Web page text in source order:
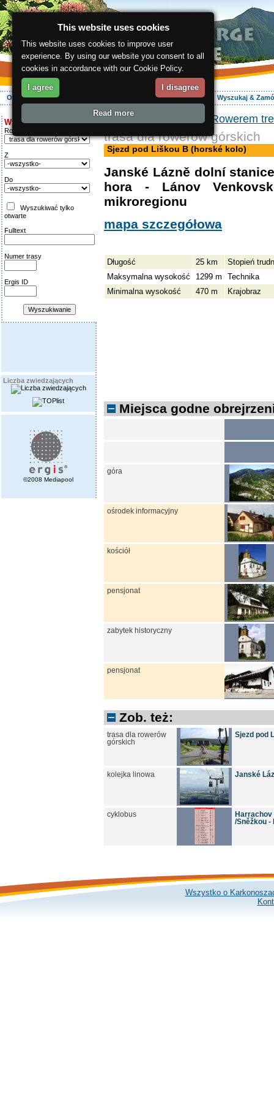
O regionie Aktywnie Zakwaterowanie Wyszukaj &
Wyszukiwanie:
Rodzaj trasy
Z
Do
Wyszukiwać tylko
otwarte
Fulltext
Numer trasy
Ergis ID
Liczba zwiedzających
©2008 Mediapool
ergis.cz > Rowerem
trasa dla rowerów górskich
Sjezd pod Liškou B (horské kolo)
Janské Lázně dolní
hora - Lánov
mikroregionu
mapa szczegółowa
Długość 25 km
Stopień
Maksymalna wysokość
1299 m
Technika
Minimalna wysokość
470 m Krajobraz
Miejsca godne
góra
ośrodek informacyjny
kościół
pensjonat
zabytek historyczny
pensjonat
Zob. też:
trasa dla rowerów
górskich
Sjezd pod
kolejka linowa Janské
cyklobus
Harrachov
/Sněžkou -
Wszystko o
This website uses cookies
This website uses cookies to improve user
experience. By using our website you consent to all
cookies in accordance with our Cookie Policy.
I agree I disagree
Read more